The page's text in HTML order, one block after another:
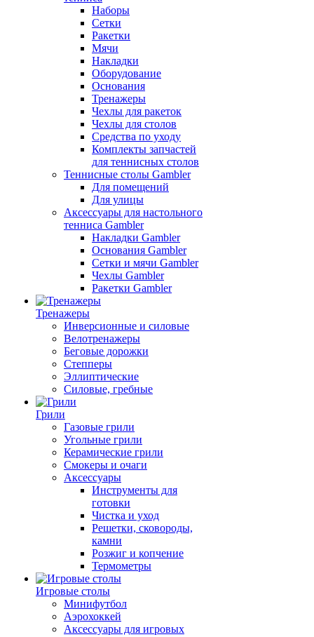
Наборы
Сетки
Ракетки
Мячи
Накладки
Оборудование
Основания
Тренажеры
Чехлы для ракеток
Чехлы для столов
Средства по уходу
Комплекты запчастей
для теннисных столов
Теннисные столы Gambler
Для помещений
Для улицы
Аксессуары для настольного
тенниса Gambler
Накладки Gambler
Основания Gambler
Сетки и мячи Gambler
Чехлы Gambler
Ракетки Gambler
Тренажеры
Инверсионные и силовые
Велотренажеры
Беговые дорожки
Степперы
Эллиптические
Силовые, гребные
Грили
Газовые грили
Угольные грили
Керамические грили
Смокеры и очаги
Аксессуары
Инструменты для
готовки
Чистка и уход
Решетки, сковороды,
камни
Розжиг и копчение
Термометры
Игровые столы
Минифутбол
Аэрохоккей
Аксессуары для игровых